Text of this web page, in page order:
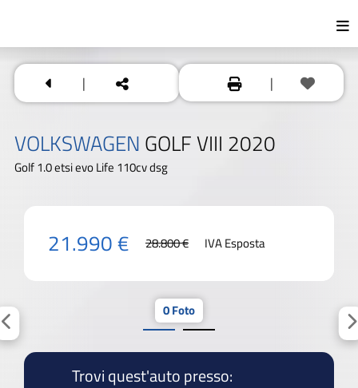
| |
VOLKSWAGEN GOLF VIII 2020
Golf 1.0 etsi evo Life 110cv dsg
21.990 € 28.800 € IVA Esposta
0 Foto
Trovi quest'auto presso: